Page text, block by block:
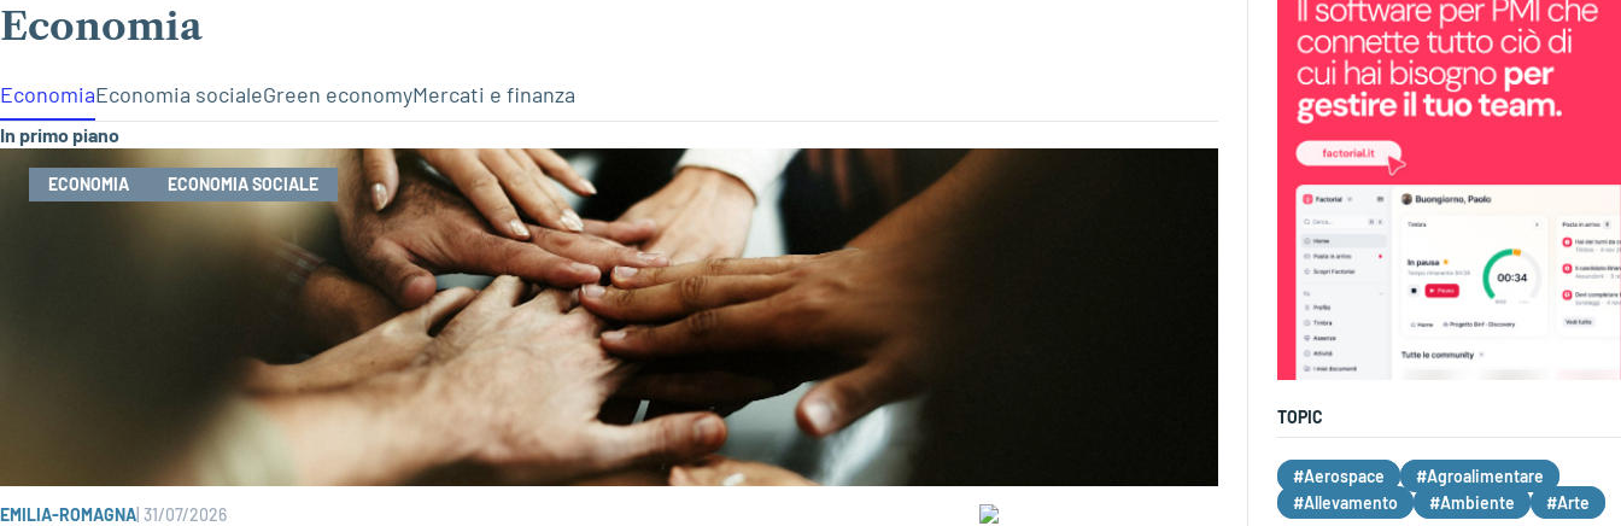
Economia
EconomiaEconomia socialeGreen economyMercati e finanza
In primo piano
ECONOMIA ECONOMIA SOCIALE
EMILIA-ROMAGNA 31/07/2026
TOPIC
#Aerospace
#Agroalimentare
#Allevamento
#Ambiente #Arte